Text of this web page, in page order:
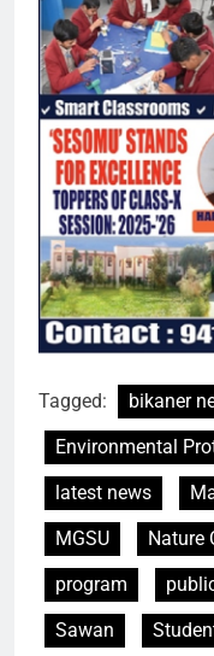
Tagged:
bikaner
Environmental
latest news
MGSU
Nature
program
Sawan